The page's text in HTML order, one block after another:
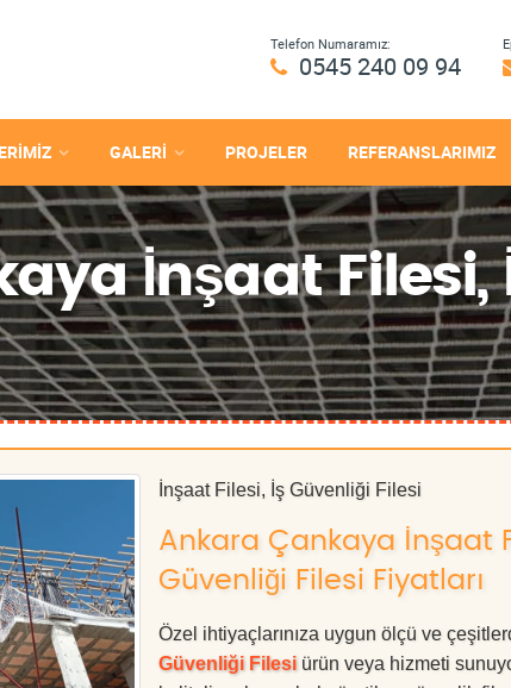
Telefon Numaramız:
0545 240 09 94
GALERİ PROJELER REFERANSLARIMIZ
İnşaat Filesi,
İnşaat Filesi, İş Güvenliği Filesi
Ankara Çankaya İnşaat
Güvenliği Filesi Fiyatları
Özel ihtiyaçlarınıza uygun ölçü ve
Güvenliği Filesi ürün veya hizmeti